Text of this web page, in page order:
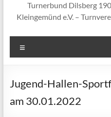
Turnerbund Dilsberg
Kleingemünd e.V. –
Jugend-Hallen-
am 30.01.2022